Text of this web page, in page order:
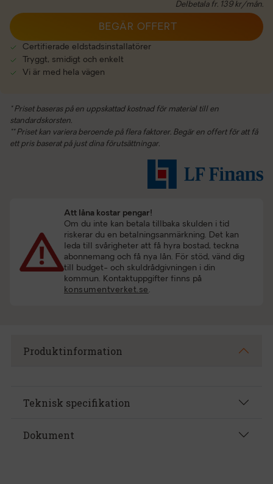
Delbetala fr. 139kr/mån.
Certifierade eldstadsinstallatörer
Tryggt, smidigt och enkelt
Vi är med hela vägen
BEGÄR OFFERT
* Priset baseras på en uppskattad kostnad för material till en
standardskorsten.
** Priset kan variera beroende på flera faktorer. Begär en offert för att få
ett pris baserat på just dina förutsättningar.
Att låna kostar pengar!
Om du inte kan betala tillbaka skulden i tid
riskerar du en betalningsanmärkning. Det kan
leda till svårigheter att få hyra bostad, teckna
abonnemang och få nya lån. För stöd, vänd dig
till budget- och skuldrådgivningen i din
kommun. Kontaktuppgifter finns på
konsumentverket.se .
Produktinformation
Teknisk specifikation
Dokument